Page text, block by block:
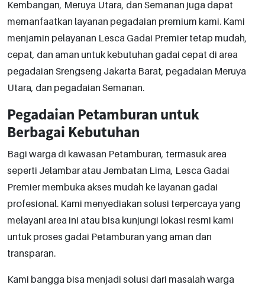
Kembangan, Meruya Utara, dan Semanan juga dapat
memanfaatkan layanan pegadaian premium kami. Kami
menjamin pelayanan Lesca Gadai Premier tetap mudah,
cepat, dan aman untuk kebutuhan gadai cepat di area
pegadaian Srengseng Jakarta Barat, pegadaian Meruya
Utara, dan pegadaian Semanan.
Pegadaian Petamburan untuk
Berbagai Kebutuhan
Bagi warga di kawasan Petamburan, termasuk area
seperti Jelambar atau Jembatan Lima, Lesca Gadai
Premier membuka akses mudah ke layanan gadai
profesional. Kami menyediakan solusi terpercaya yang
melayani area ini atau bisa kunjungi lokasi resmi kami
untuk proses gadai Petamburan yang aman dan
transparan.
Kami bangga bisa menjadi solusi dari masalah warga